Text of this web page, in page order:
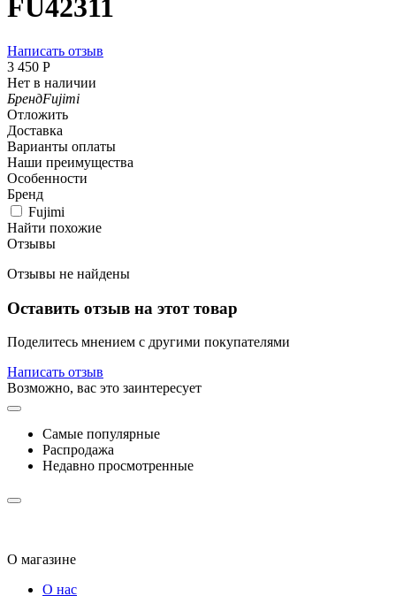
FU42311
Написать отзыв
3 450 Р
Нет в наличии
БрендFujimi
Отложить
Доставка
Варианты оплаты
Наши преимущества
Особенности
Бренд
Fujimi
Найти похожие
Отзывы
Отзывы не найдены
Оставить отзыв на этот товар
Поделитесь мнением с другими покупателями
Написать отзыв
Возможно, вас это заинтересует
Самые популярные
Распродажа
Недавно просмотренные
О магазине
О нас